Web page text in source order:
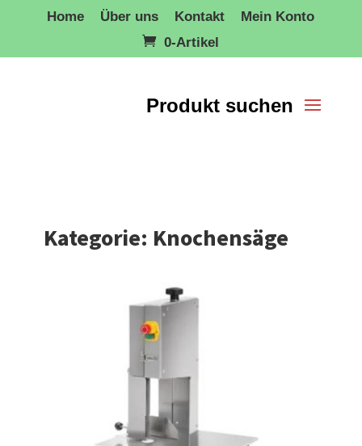
Home Über uns Kontakt
Mein Konto
0-Artikel
Kategorie: Knochensäge